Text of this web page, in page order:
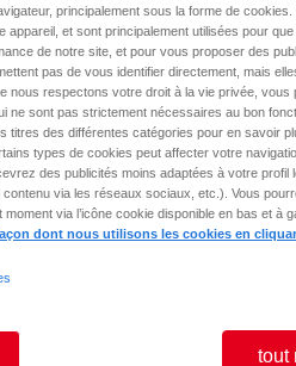
RECTIFIEUR
PRÉPARATEUR
principalement sous la forme de
et sont principalement utilisées pour que
de notre site, et pour vous proposer des
pas de vous identifier directement, mais
nous respectons votre droit à la vie privée,
ne sont pas strictement nécessaires au bon
titres des différentes catégories pour en savoir
types de cookies peut affecter votre
des publicités moins adaptées à votre
via les réseaux sociaux, etc.). Vous
via l’icône cookie disponible en bas et à
dont nous utilisons les cookies en
tout